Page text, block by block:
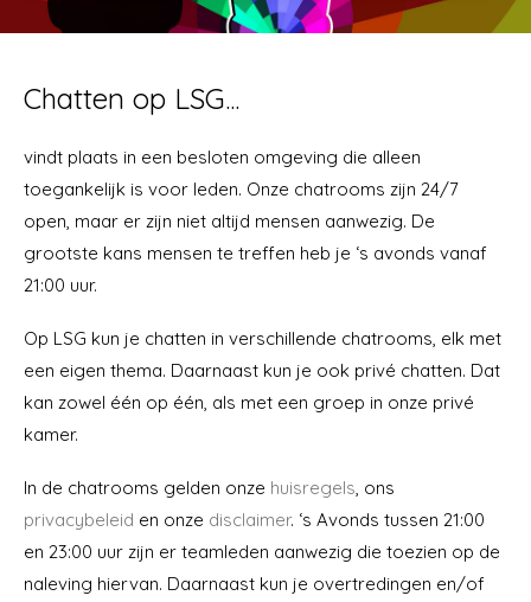
Chatten op LSG...
vindt plaats in een besloten omgeving die alleen
toegankelijk is voor leden. Onze chatrooms zijn 24/7
open, maar er zijn niet altijd mensen aanwezig. De
grootste kans mensen te treffen heb je ‘s avonds vanaf
21:00 uur.
Op LSG kun je chatten in verschillende chatrooms, elk met
een eigen thema. Daarnaast kun je ook privé chatten. Dat
kan zowel één op één, als met een groep in onze privé
kamer.
In de chatrooms gelden onze huisregels , ons
privacybeleid en onze disclaimer. ‘s Avonds tussen 21:00
en 23:00 uur zijn er teamleden aanwezig die toezien op de
naleving hiervan. Daarnaast kun je overtredingen en/of